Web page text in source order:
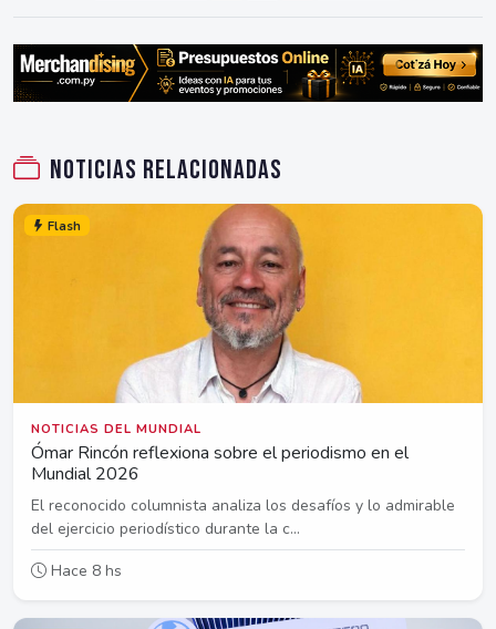
Noticias relacionadas
Flash
NOTICIAS DEL MUNDIAL
Ómar Rincón reflexiona sobre el periodismo en el
Mundial 2026
El reconocido columnista analiza los desafíos y lo admirable
del ejercicio periodístico durante la c...
Hace 8 hs